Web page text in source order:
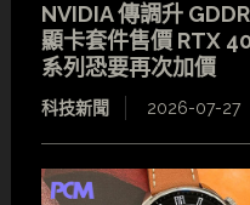
NVIDIA 傳調升
顯卡套件售價 RTX
系列恐要再次加價
科技新聞 2026-07-27